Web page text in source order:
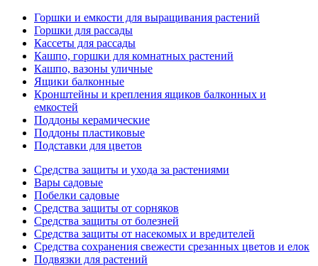
Горшки и емкости для выращивания растений
Горшки для рассады
Кассеты для рассады
Кашпо, горшки для комнатных растений
Кашпо, вазоны уличные
Ящики балконные
Кронштейны и крепления ящиков балконных и
емкостей
Поддоны керамические
Поддоны пластиковые
Подставки для цветов
Средства защиты и ухода за растениями
Вары садовые
Побелки садовые
Средства защиты от сорняков
Средства защиты от болезней
Средства защиты от насекомых и вредителей
Средства сохранения свежести срезанных цветов и елок
Подвязки для растений